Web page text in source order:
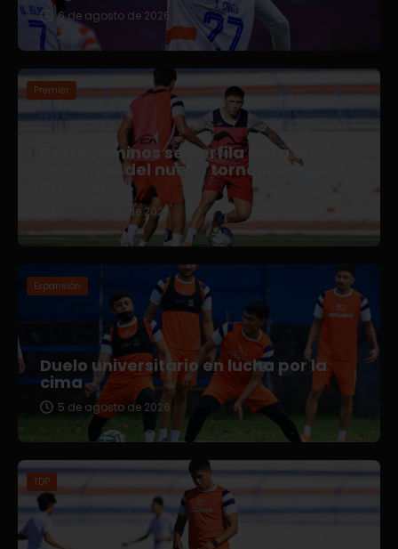
6 de agosto de 2026
Premier
Correcaminos se perfila para el
arranque del nuevo torneo en Liga
5 de agosto de 2026
Expansión
Duelo universitario en lucha por la
cima
5 de agosto de 2026
TDP